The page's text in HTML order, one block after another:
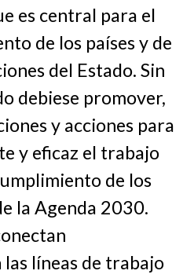
es central para el
de los países y de
del Estado. Sin
debiese promover,
y acciones para
y eficaz el trabajo
de los
la Agenda 2030.
líneas de trabajo